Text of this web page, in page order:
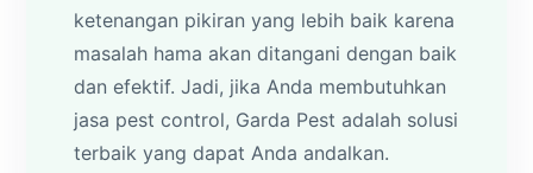
ketenangan pikiran yang lebih baik karena
masalah hama akan ditangani dengan baik
dan efektif. Jadi, jika Anda membutuhkan
jasa pest control, Garda Pest adalah solusi
terbaik yang dapat Anda andalkan.